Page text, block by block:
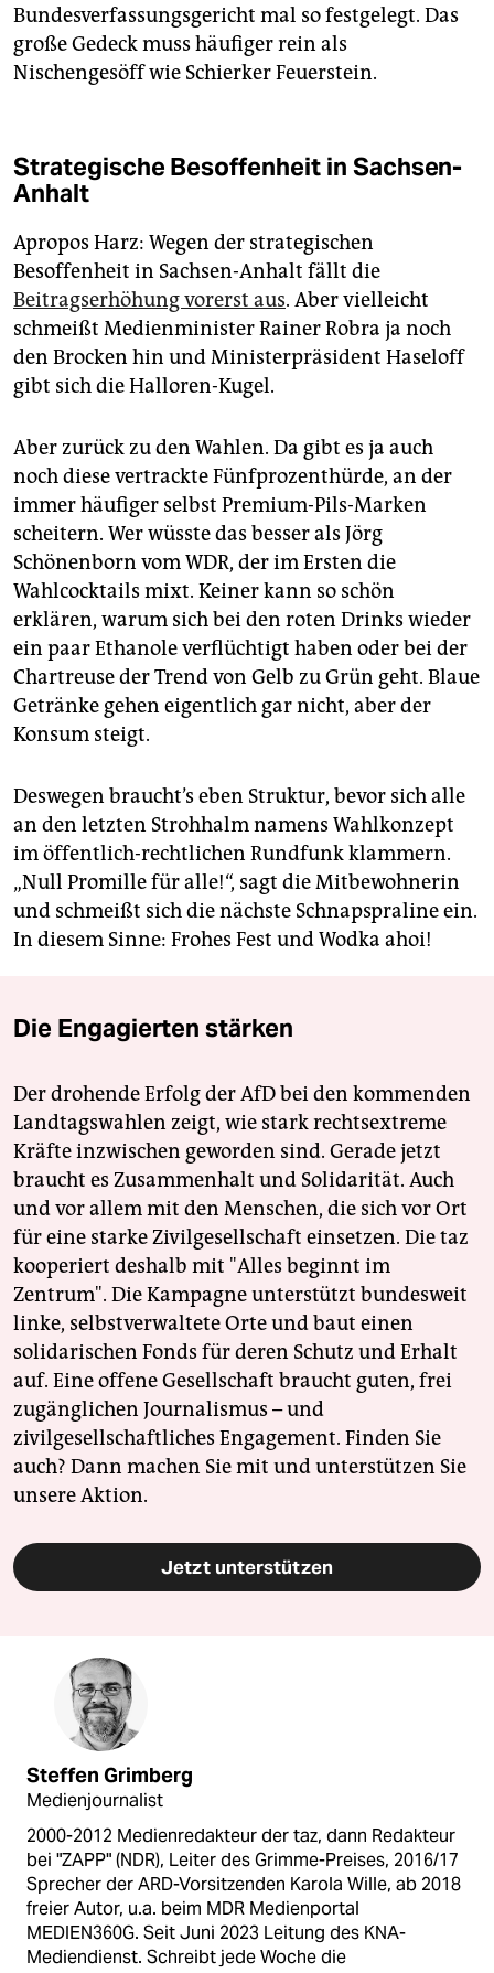
Bundesverfassungsgericht mal so festgelegt. Das
große Gedeck muss häufiger rein als
Nischengesöff wie Schierker Feuerstein.
Strategische Besoffenheit in Sachsen-
Anhalt
Apropos Harz: Wegen der strategischen
Besoffenheit in Sachsen-Anhalt fällt die
Beitragserhöhung vorerst aus. Aber vielleicht
schmeißt Medienminister Rainer Robra ja noch
den Brocken hin und Ministerpräsident Haseloff
gibt sich die Halloren-Kugel.
Aber zurück zu den Wahlen. Da gibt es ja auch
noch diese vertrackte Fünfprozenthürde, an der
immer häufiger selbst Premium-Pils-Marken
scheitern. Wer wüsste das besser als Jörg
Schönenborn vom WDR, der im Ersten die
Wahlcocktails mixt. Keiner kann so schön
erklären, warum sich bei den roten Drinks wieder
ein paar Ethanole verflüchtigt haben oder bei der
Chartreuse der Trend von Gelb zu Grün geht. Blaue
Getränke gehen eigentlich gar nicht, aber der
Konsum steigt.
Deswegen braucht’s eben Struktur, bevor sich alle
an den letzten Strohhalm namens Wahlkonzept
im öffentlich-rechtlichen Rundfunk klammern.
„Null Promille für alle!“, sagt die Mitbewohnerin
und schmeißt sich die nächste Schnapspraline ein.
In diesem Sinne: Frohes Fest und Wodka ahoi!
Die Engagierten stärken
Der drohende Erfolg der AfD bei den kommenden
Landtagswahlen zeigt, wie stark rechtsextreme
Kräfte inzwischen geworden sind. Gerade jetzt
braucht es Zusammenhalt und Solidarität. Auch
und vor allem mit den Menschen, die sich vor Ort
für eine starke Zivilgesellschaft einsetzen. Die taz
kooperiert deshalb mit "Alles beginnt im
Zentrum". Die Kampagne unterstützt bundesweit
linke, selbstverwaltete Orte und baut einen
solidarischen Fonds für deren Schutz und Erhalt
auf. Eine offene Gesellschaft braucht guten, frei
zugänglichen Journalismus – und
zivilgesellschaftliches Engagement. Finden Sie
auch? Dann machen Sie mit und unterstützen Sie
unsere Aktion.
Jetzt unterstützen
Steffen Grimberg
Medienjournalist
2000-2012 Medienredakteur der taz, dann Redakteur
bei "ZAPP" (NDR), Leiter des Grimme-Preises, 2016/17
Sprecher der ARD-Vorsitzenden Karola Wille, ab 2018
freier Autor, u.a. beim MDR Medienportal
MEDIEN360G. Seit Juni 2023 Leitung des KNA-
Mediendienst. Schreibt jede Woche die